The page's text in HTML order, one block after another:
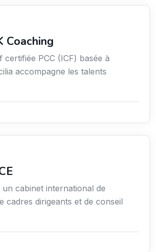
Coaching
certifiée PCC (ICF) basée à
accompagne les talents
cabinet international de
cadres dirigeants et de conseil